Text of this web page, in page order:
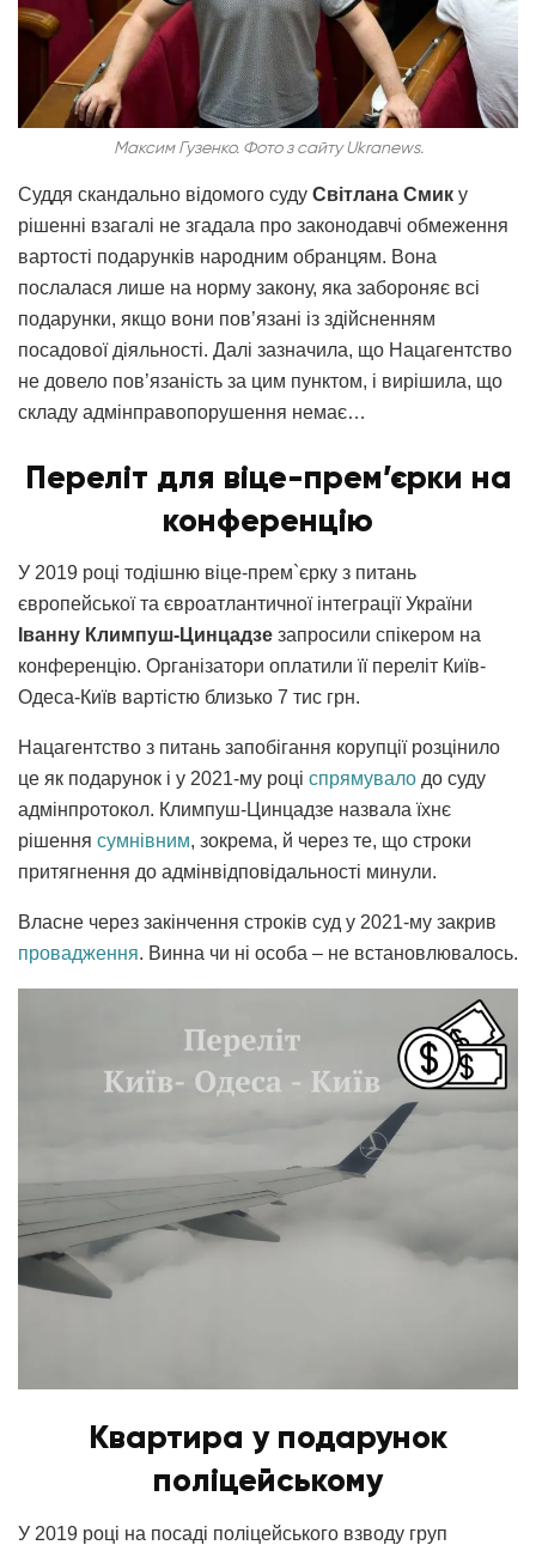
Максим Гузенко. Фото з сайту Ukranews.
Суддя скандально відомого суду Світлана Смик у
рішенні взагалі не згадала про законодавчі обмеження
вартості подарунків народним обранцям. Вона
послалася лише на норму закону, яка забороняє всі
подарунки, якщо вони пов’язані із здійсненням
посадової діяльності. Далі зазначила, що Нацагентство
не довело пов’язаність за цим пунктом, і вирішила, що
складу адмінправопорушення немає…
Переліт для віце-прем’єрки на
конференцію
У 2019 році тодішню віце-прем`єрку з питань
європейської та євроатлантичної інтеграції України
Іванну Климпуш-Цинцадзе запросили спікером на
конференцію. Організатори оплатили її переліт Київ-
Одеса-Київ вартістю близько 7 тис грн.
Нацагентство з питань запобігання корупції розцінило
це як подарунок і у 2021-му році спрямувало до суду
адмінпротокол. Климпуш-Цинцадзе назвала їхнє
рішення сумнівним, зокрема, й через те, що строки
притягнення до адмінвідповідальності минули.
Власне через закінчення строків суд у 2021-му закрив
провадження. Винна чи ні особа – не встановлювалось.
Квартира у подарунок
поліцейському
У 2019 році на посаді поліцейського взводу груп